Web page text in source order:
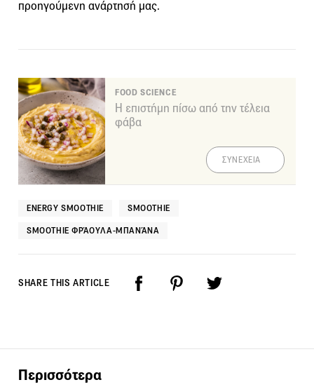
προηγούμενη ανάρτησή μας.
FOOD SCIENCE
Η επιστήμη πίσω από την τέλεια
φάβα
ΣΥΝΕΧΕΙΑ
ENERGY SMOOTHIE SMOOTHIE
SMOOTHIE ΦΡΆΟΥΛΑ-ΜΠΑΝΆΝΑ
SHARE THIS ARTICLE
Περισσότερα